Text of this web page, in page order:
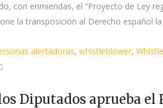
con enmiendas, el “Proyecto de Ley
la transposición al Derecho español
alertadoras, whistleblower,
Diputados aprueba